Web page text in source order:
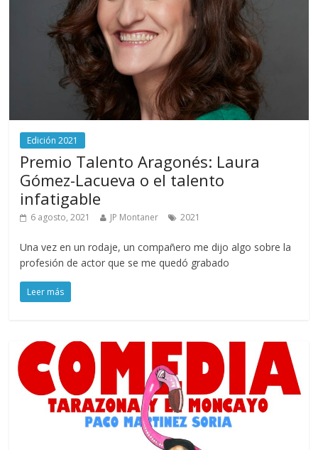
Edición 2021
Premio Talento Aragonés: Laura
Gómez-Lacueva o el talento
infatigable
6 agosto, 2021 JP Montaner 2021
Una vez en un rodaje, un compañero me dijo algo sobre la
profesión de actor que se me quedó grabado
Leer más